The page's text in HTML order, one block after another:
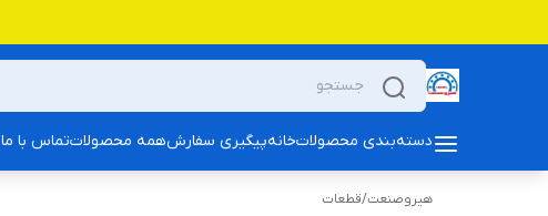
دسته‌بندی محصولاتخانهپیگیری سفارشهمه محصولاتتماس با ما
هیروصنعت/قطعات